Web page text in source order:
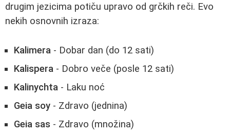
drugim jezicima potiču upravo od grčkih reči. Evo
nekih osnovnih izraza:
Kalimera - Dobar dan (do 12 sati)
Kalispera - Dobro veče (posle 12 sati)
Kalinychta - Laku noć
Geia soy - Zdravo (jednina)
Geia sas - Zdravo (množina)